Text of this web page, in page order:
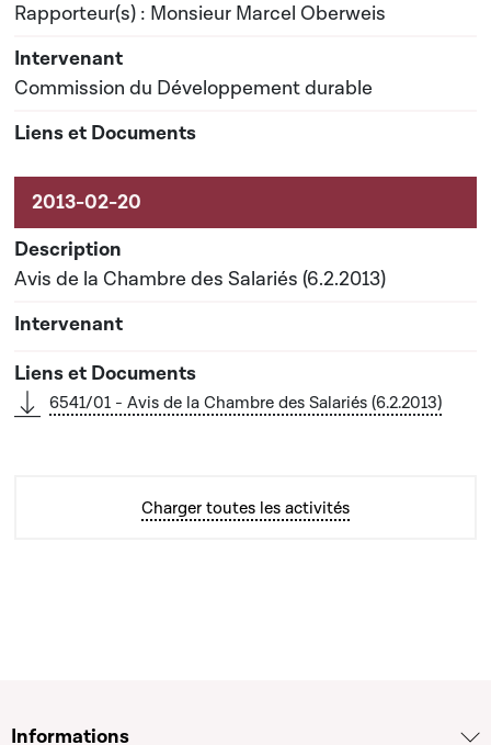
Rapporteur(s) : Monsieur Marcel Oberweis
Commission du Développement durable
Avis de la Chambre des Salariés (6.2.2013)
6541/01 - Avis de la Chambre des Salariés (6.2.2013)
Charger toutes les activités
Informations